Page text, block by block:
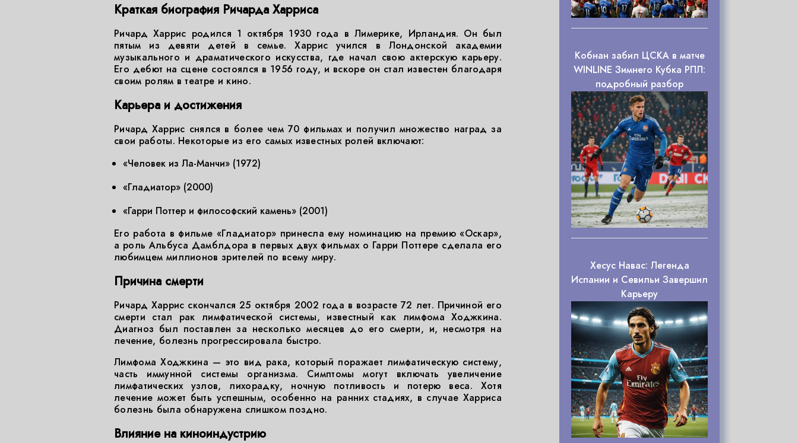
Краткая биография Ричарда Харриса
Ричард Харрис родился 1 октября 1930 года в Лимерике, Ирландия. Он был
пятым из девяти детей в семье. Харрис учился в Лондонской академии
музыкального и драматического искусства, где начал свою актерскую карьеру.
Его дебют на сцене состоялся в 1956 году, и вскоре он стал известен благодаря
своим ролям в театре и кино.
Карьера и достижения
Ричард Харрис снялся в более чем 70 фильмах и получил множество наград за
свои работы. Некоторые из его самых известных ролей включают:
«Человек из Ла-Манчи» (1972)
«Гладиатор» (2000)
«Гарри Поттер и философский камень» (2001)
Его работа в фильме «Гладиатор» принесла ему номинацию на премию «Оскар»,
а роль Альбуса Дамблдора в первых двух фильмах о Гарри Поттере сделала его
любимцем миллионов зрителей по всему миру.
Причина смерти
Ричард Харрис скончался 25 октября 2002 года в возрасте 72 лет. Причиной его
смерти стал рак лимфатической системы, известный как лимфома Ходжкина.
Диагноз был поставлен за несколько месяцев до его смерти, и, несмотря на
лечение, болезнь прогрессировала быстро.
Лимфома Ходжкина — это вид рака, который поражает лимфатическую систему,
часть иммунной системы организма. Симптомы могут включать увеличение
лимфатических узлов, лихорадку, ночную потливость и потерю веса. Хотя
лечение может быть успешным, особенно на ранних стадиях, в случае Харриса
болезнь была обнаружена слишком поздно.
Влияние на киноиндустрию
Кобнан забил ЦСКА в матче
WINLINE Зимнего Кубка РПЛ:
подробный разбор
Хесус Навас: Легенда
Испании и Севильи Завершил
Карьеру